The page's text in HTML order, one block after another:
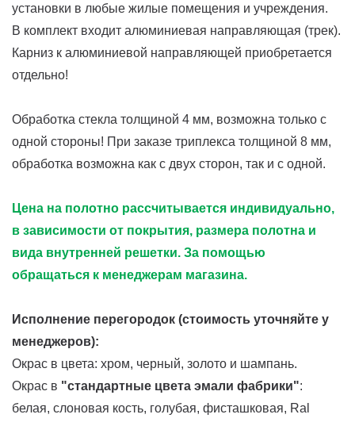
установки в любые жилые помещения и учреждения.
В комплект входит алюминиевая направляющая (трек).
Карниз к алюминиевой направляющей приобретается
отдельно!
Обработка стекла толщиной 4 мм, возможна только с
одной стороны! При заказе триплекса толщиной 8 мм,
обработка возможна как с двух сторон, так и с одной.
Цена на полотно рассчитывается индивидуально,
в зависимости от покрытия, размера полотна и
вида внутренней решетки. За помощью
обращаться к менеджерам магазина.
Исполнение перегородок (стоимость уточняйте у
менеджеров):
Окрас в цвета: хром, черный, золото и шампань.
Окрас в "стандартные цвета эмали фабрики":
белая, слоновая кость, голубая, фисташковая, Ral